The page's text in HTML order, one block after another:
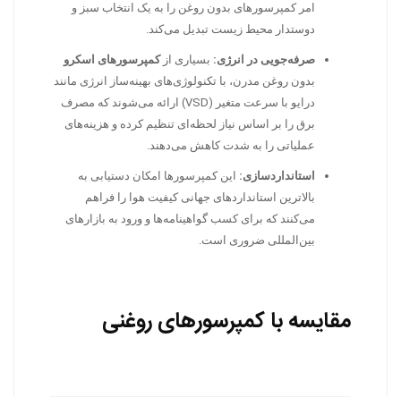
امر کمپرسورهای بدون روغن را به یک انتخاب سبز و
دوستدار محیط زیست تبدیل می‌کند.
صرفه‌جویی در انرژی: بسیاری ازکمپرسورهای اسکرو
بدون روغن مدرن، با تکنولوژی‌های بهینه‌ساز انرژی مانند
درایو با سرعت متغیر (VSD) ارائه می‌شوند که مصرف
برق را بر اساس نیاز لحظه‌ای تنظیم کرده و هزینه‌های
عملیاتی را به شدت کاهش می‌دهند.
استانداردسازی: این کمپرسورها امکان دستیابی به
بالاترین استانداردهای جهانی کیفیت هوا را فراهم
می‌کنند که برای کسب گواهینامه‌ها و ورود به بازارهای
بین‌المللی ضروری است.
مقایسه با کمپرسورهای روغنی